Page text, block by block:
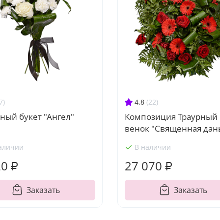
букет "Ангел"
₽
Заказать
4.8 (22)
Композиция Траурный
венок "Священная
В наличии
27 070 ₽
Заказать